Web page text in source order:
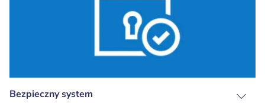
Bezpieczny system